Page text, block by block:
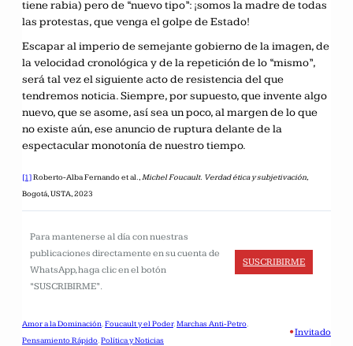
tiene rabia) pero de “nuevo tipo”: ¡somos la madre de todas
las protestas, que venga el golpe de Estado!
Escapar al imperio de semejante gobierno de la imagen, de
la velocidad cronológica y de la repetición de lo “mismo”,
será tal vez el siguiente acto de resistencia del que
tendremos noticia. Siempre, por supuesto, que invente algo
nuevo, que se asome, así sea un poco, al margen de lo que
no existe aún, ese anuncio de ruptura delante de la
espectacular monotonía de nuestro tiempo.
[1]Roberto-Alba Fernando et al.,Michel Foucault. Verdad ética y subjetivación,
Bogotá, USTA, 2023
Para mantenerse al día con nuestras
publicaciones directamente en su cuenta de
WhatsApp, haga clic en el botón
“SUSCRIBIRME”.
SUSCRIBIRME
Amor a la Dominación, Foucault y el Poder, Marchas Anti-Petro
Pensamiento Rápido, Política y Noticias
•Invitado